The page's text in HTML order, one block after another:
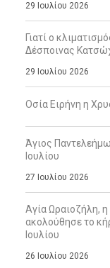
29 Ιουλίου 2026
Γιατί ο
Δέσποινας
29 Ιουλίου 2026
Οσία Ειρήνη η
Άγιος
Ιουλίου
27 Ιουλίου 2026
Αγία Ωραιοζήλη,
ακολούθησε το
Ιουλίου
26 Ιουλίου 2026